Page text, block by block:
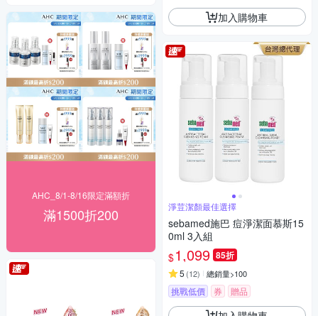
AHC_8/1-8/16限定滿額折
滿1500折200
加入購物車
淨荳潔顏最佳選擇
sebamed施巴 痘淨潔面慕斯15
0ml 3入組
$1,099 85折
5 (12) 總銷量>100
挑戰低價 券 贈品